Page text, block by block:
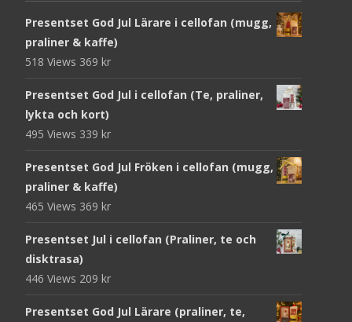
Presentset God Jul Lärare i cellofan (mugg,
praliner & kaffe)
518 Views 369 kr
Presentset God Jul i cellofan (Te, praliner,
lykta och kort)
495 Views 339 kr
Presentset God Jul Fröken i cellofan (mugg,
praliner & kaffe)
465 Views 369 kr
Presentset Jul i cellofan (Praliner, te och
disktrasa)
446 Views 209 kr
Presentset God Jul Lärare (praliner, te,